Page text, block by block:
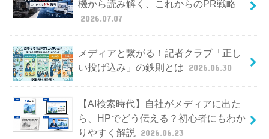
機から読み解く、これからのPR戦略
2026.07.07
メディアと繋がる！記者クラブ「正し
い投げ込み」の鉄則とは 2026.06.30
【AI検索時代】自社がメディアに出た
ら、HPでどう伝える？初心者にもわか
りやすく解説
2026.06.23